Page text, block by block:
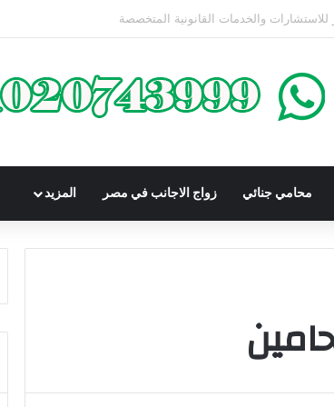
سالبة للحرية | الشروط والصيغة القانونية
محامي جنائي زواج الاجانب في مصر المزيد